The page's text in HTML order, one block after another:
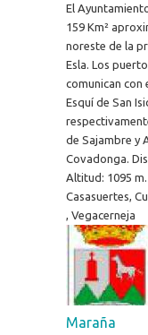
El
159 Km²
noreste de la
Esla. Los
comunican con
Esquí de San
de Sajambre y
Covadonga.
Altitud: 1095
Casasuertes,
, Vegacerneja
Maraña